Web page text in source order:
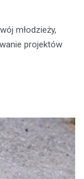
młodzieży,
projektów